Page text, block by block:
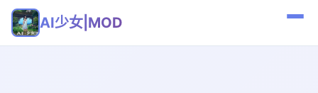
AI少女|MOD